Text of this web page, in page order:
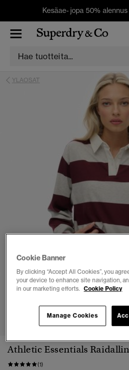
Kesäae- jopa 50%
YLAOSAT
1 2 3
Athletic Essentials
(1)
Cookie Banner
By clicking “Accept All Cookies”, you
your device to enhance site navigation,
in our marketing efforts. Cookie Policy
Manage Cookies